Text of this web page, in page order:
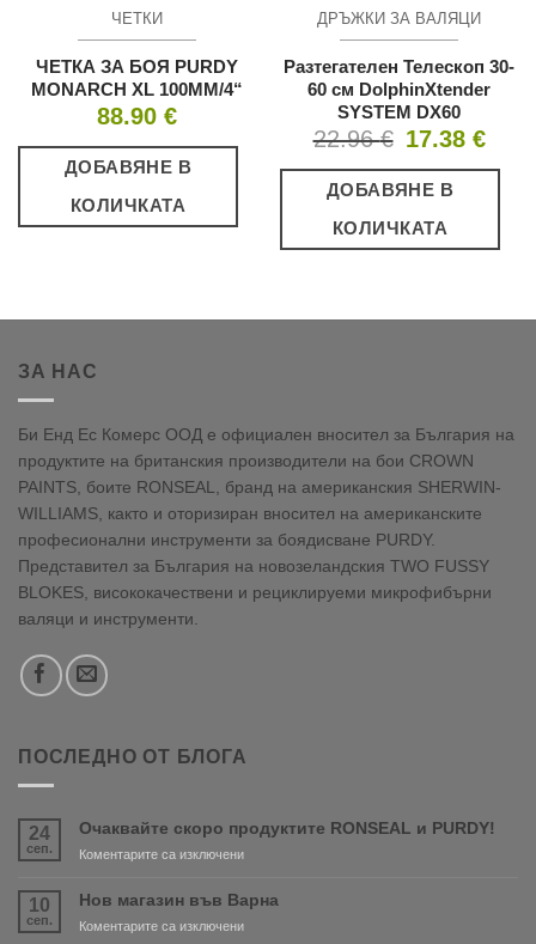
ЧЕТКИ
ЧЕТКА ЗА БОЯ PURDY
MONARCH XL 100MM/4“
88.90 €
ДОБАВЯНЕ В
КОЛИЧКАТА
ДРЪЖКИ ЗА ВАЛЯЦИ
Разтегателен Телескоп 30-
60 см DolphinXtender
SYSTEM DX60
22.96€
Original
price
was:
22.96 €.
17.38 €цена
е:
ДОБАВЯНЕ В
КОЛИЧКАТА
ЗА НАС
Би Енд Ес Комерс ООД е официален вносител за България на
продуктите на британския производители на бои CROWN
PAINTS, боите RONSEAL, бранд на американския SHERWIN-
WILLIAMS, както и оторизиран вносител на американските
професионални инструменти за боядисване PURDY.
Представител за България на новозеландския TWO FUSSY
BLOKES, висококачествени и рециклируеми микрофибърни
валяци и инструменти.
ПОСЛЕДНО ОТ БЛОГА
24
сеп.
Очаквайте скоро продуктите RONSEAL и PURDY!
Коментарите са изключениза
продуктите
RONSEAL
10
сеп.
Нов магазин във Варна
Коментарите са изключениза